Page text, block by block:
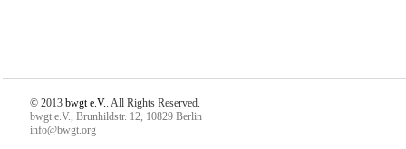
© 2013 bwgt e.V.. All Rights Reserved.
bwgt e.V., Brunhildstr. 12, 10829 Berlin
info@bwgt.org